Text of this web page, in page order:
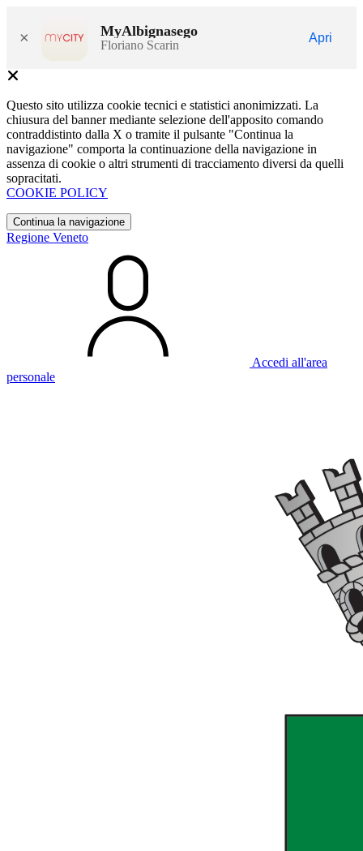
× MyAlbignasego
Floriano Scarin
Apri
Questo sito utilizza cookie tecnici e statistici anonimizzati. La
chiusura del banner mediante selezione dell'apposito comando
contraddistinto dalla X o tramite il pulsante "Continua la
navigazione" comporta la continuazione della navigazione in
assenza di cookie o altri strumenti di tracciamento diversi da quelli
sopracitati.
COOKIE POLICY
Continua la navigazione
Regione Veneto
Accedi all'area
personale